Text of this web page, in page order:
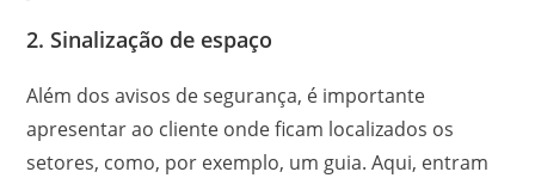
2. Sinalização de espaço
Além dos avisos de segurança, é importante
apresentar ao cliente onde ficam localizados os
setores, como, por exemplo, um guia. Aqui, entram